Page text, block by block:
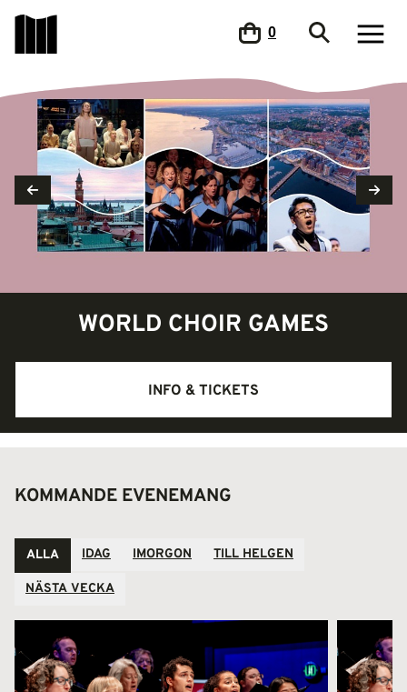
0
WORLD CHOIR GAMES
INFO & TICKETS
KOMMANDE EVENEMANG
ALLA IDAG IMORGON TILL HELGEN
NÄSTA VECKA